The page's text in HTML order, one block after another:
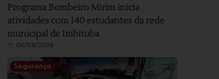
Programa Bombeiro Mirim inicia
atividades com 140 estudantes da rede
municipal de Imbituba
06/08/2026
Segurança